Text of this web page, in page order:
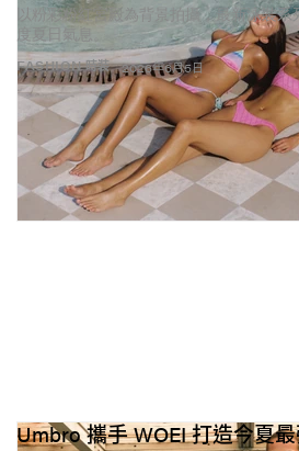
FASHION 時裝
以粉彩粉紅宮殿為背景拍攝，最新泳裝
度夏日氣息。
2026年6月5日
Umbro 攜手 WOEI 打造今夏